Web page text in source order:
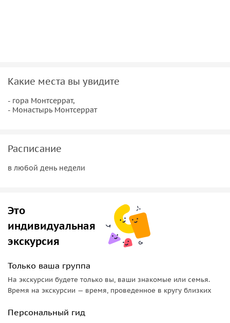
Какие места вы увидите
- гора Монтсеррат,
- Монастырь Монтсеррат
Расписание
в любой день недели
Это
индивидуальная
экскурсия
Только ваша группа
На экскурсии будете только вы, ваши знакомые или семья.
Время на экскурсии — время, проведенное в кругу близких
Персональный гид